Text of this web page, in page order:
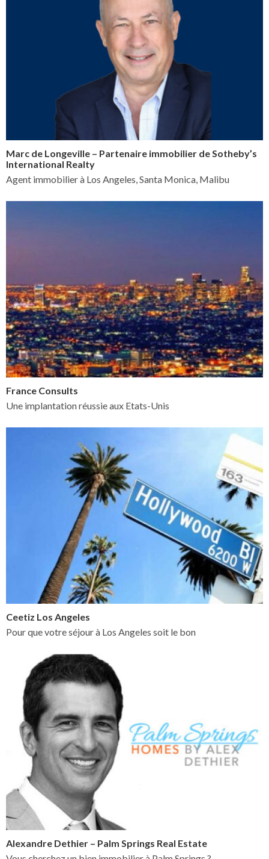
Marc de Longeville – Partenaire immobilier de Sotheby’s
International Realty
Agent immobilier à Los Angeles, Santa Monica, Malibu
France Consults
Une implantation réussie aux Etats-Unis
Ceetiz Los Angeles
Pour que votre séjour à Los Angeles soit le bon
Alexandre Dethier – Palm Springs Real Estate